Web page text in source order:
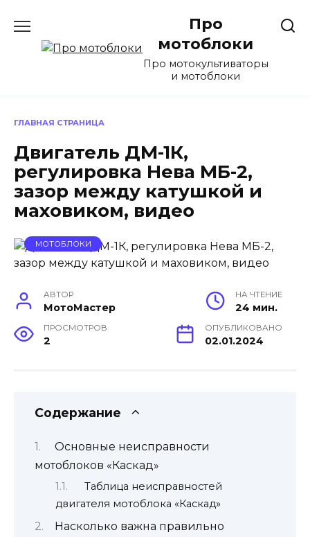
содержанию
Про
мотоблоки
Про мотокультиваторы
и мотоблоки
ГЛАВНАЯ СТРАНИЦА
Двигатель ДМ-1К,
регулировка Нева МБ-2,
зазор между катушкой и
маховиком, видео
МОТОБЛОКИ
АВТОР
МотоМастер
НА ЧТЕНИЕ
24 мин.
ПРОСМОТРОВ
2
ОПУБЛИКОВАНО
02.01.2024
Содержание
Основные неисправности
мотоблоков «Каскад»
Таблица неисправностей
двигателя мотоблока «Каскад»
Насколько важна правильно